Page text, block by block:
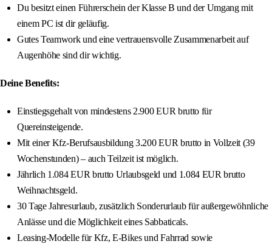
Du besitzt einen Führerschein der Klasse B und der Umgang mit
einem PC ist dir geläufig.
Gutes Teamwork und eine vertrauensvolle Zusammenarbeit auf
Augenhöhe sind dir wichtig.
Deine Benefits:
Einstiegsgehalt von mindestens 2.900 EUR brutto für
Quereinsteigende.
Mit einer Kfz-Berufsausbildung 3.200 EUR brutto in Vollzeit (39
Wochenstunden) – auch Teilzeit ist möglich.
Jährlich 1.084 EUR brutto Urlaubsgeld und 1.084 EUR brutto
Weihnachtsgeld.
30 Tage Jahresurlaub, zusätzlich Sonderurlaub für außergewöhnliche
Anlässe und die Möglichkeit eines Sabbaticals.
Leasing-Modelle für Kfz, E-Bikes und Fahrrad sowie